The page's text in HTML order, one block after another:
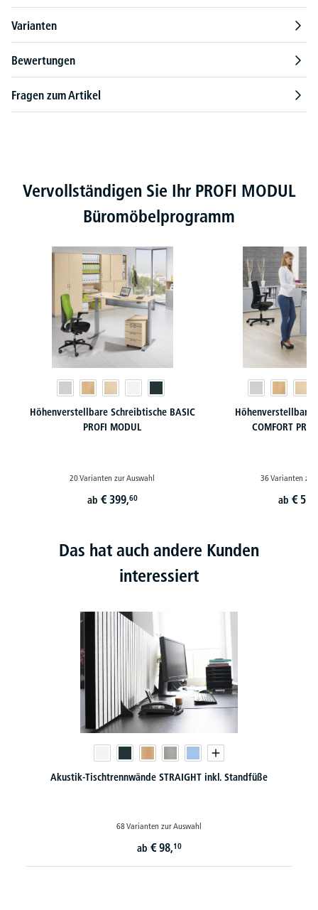
Varianten
Bewertungen
Fragen zum Artikel
Produktgalerie überspringen
Vervollständigen Sie Ihr PROFI MODUL
Büromöbelprogramm
Höhenverstellbare Schreibtische BASIC
PROFI MODUL
20 Varianten zur Auswahl
ab € 399,60
Höhenverstellbare
COMFORT
36 Varianten zur
ab €
Das hat auch andere Kunden
interessiert
Akustik-Tischtrennwände STRAIGHT inkl. Standfüße
68 Varianten zur Auswahl
ab € 98,10